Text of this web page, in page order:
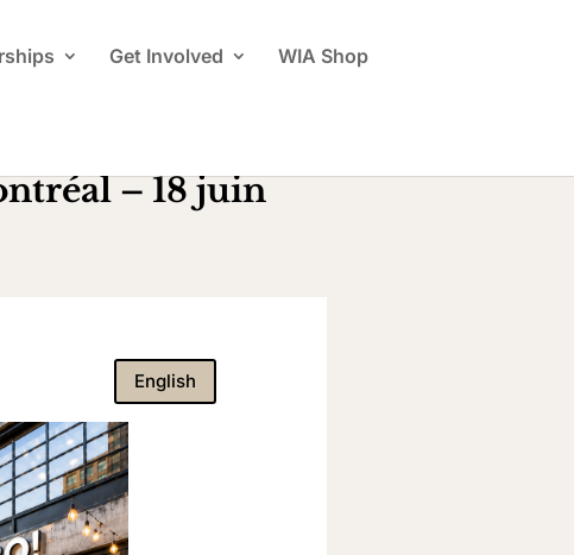
Get Involved WIA Shop
– 18 juin
English